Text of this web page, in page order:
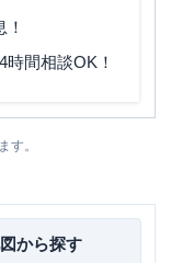
間相談OK！
す。
から探す